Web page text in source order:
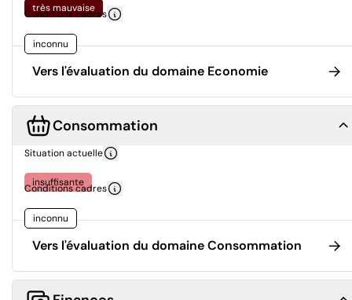
très mauvaise
Conditions cadres
inconnu
Vers l'évaluation du domaine Economie
Consommation
Situation actuelle
insuffisante
Conditions cadres
inconnu
Vers l'évaluation du domaine Consommation